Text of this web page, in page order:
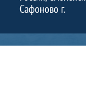
Сафоново г.
будущих